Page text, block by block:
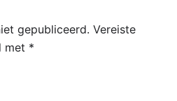
gepubliceerd. Vereiste
met *